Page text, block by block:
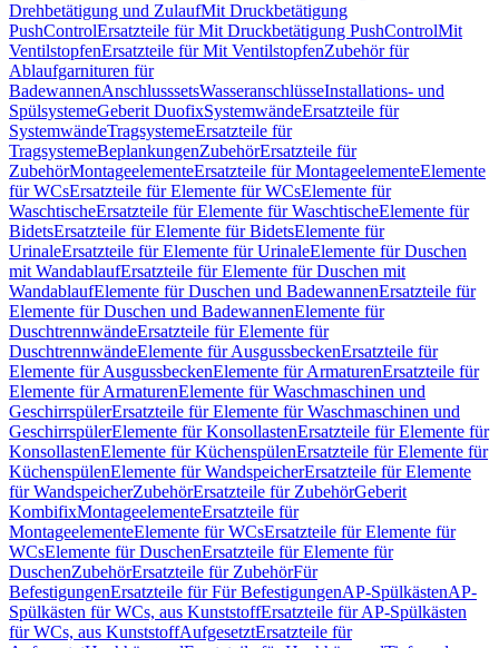
Drehbetätigung und ZulaufMit Druckbetätigung
PushControlErsatzteile für Mit Druckbetätigung PushControlMit
VentilstopfenErsatzteile für Mit VentilstopfenZubehör für
Ablaufgarnituren für
BadewannenAnschlusssetsWasseranschlüsseInstallations- und
SpülsystemeGeberit DuofixSystemwändeErsatzteile für
SystemwändeTragsystemeErsatzteile für
TragsystemeBeplankungenZubehörErsatzteile für
ZubehörMontageelementeErsatzteile für MontageelementeElemente
für WCsErsatzteile für Elemente für WCsElemente für
WaschtischeErsatzteile für Elemente für WaschtischeElemente für
BidetsErsatzteile für Elemente für BidetsElemente für
UrinaleErsatzteile für Elemente für UrinaleElemente für Duschen
mit WandablaufErsatzteile für Elemente für Duschen mit
WandablaufElemente für Duschen und BadewannenErsatzteile für
Elemente für Duschen und BadewannenElemente für
DuschtrennwändeErsatzteile für Elemente für
DuschtrennwändeElemente für AusgussbeckenErsatzteile für
Elemente für AusgussbeckenElemente für ArmaturenErsatzteile für
Elemente für ArmaturenElemente für Waschmaschinen und
GeschirrspülerErsatzteile für Elemente für Waschmaschinen und
GeschirrspülerElemente für KonsollastenErsatzteile für Elemente für
KonsollastenElemente für KüchenspülenErsatzteile für Elemente für
KüchenspülenElemente für WandspeicherErsatzteile für Elemente
für WandspeicherZubehörErsatzteile für ZubehörGeberit
KombifixMontageelementeErsatzteile für
MontageelementeElemente für WCsErsatzteile für Elemente für
WCsElemente für DuschenErsatzteile für Elemente für
DuschenZubehörErsatzteile für ZubehörFür
BefestigungenErsatzteile für Für BefestigungenAP-SpülkästenAP-
Spülkästen für WCs, aus KunststoffErsatzteile für AP-Spülkästen
für WCs, aus KunststoffAufgesetztErsatzteile für